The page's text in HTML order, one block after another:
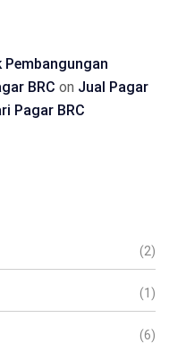
Pembangungan
BRC on Jual Pagar
Pagar BRC
(2)
(1)
(6)